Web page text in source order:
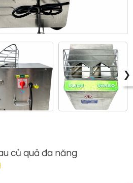
›
củ quả đa năng